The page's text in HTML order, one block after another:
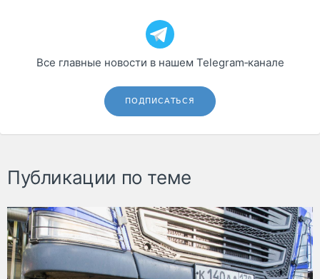
Все главные новости в нашем Telegram‑канале
ПОДПИСАТЬСЯ
Публикации по теме